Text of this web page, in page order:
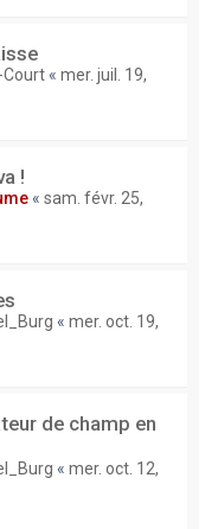
Court « mer. juil. 19,
!
« sam. févr. 25,
« mer. oct. 19,
de champ en
« mer. oct. 12,